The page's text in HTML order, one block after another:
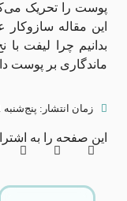
پوست را تحریک
این مقاله
بدانیم چرا لیفت با
ماندگاری بر پوست
زمان انتشار: پنج‌شنبه 1 آبان 1404
این صفحه را به